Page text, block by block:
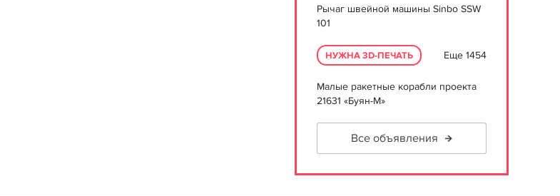
Рычаг швейной машины Sinbo SSW
101
НУЖНА 3D-ПЕЧАТЬ Еще 1454
Малые ракетные корабли проекта
21631 «Буян-М»
Все объявления